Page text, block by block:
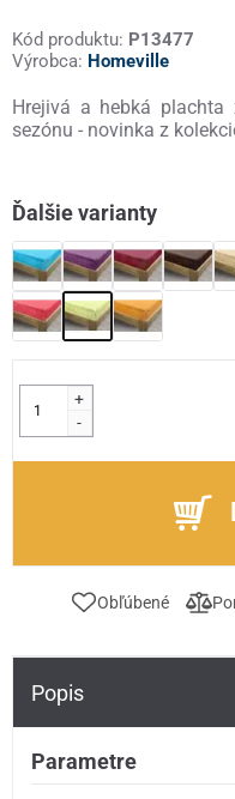
Kód produktu: P13477
Výrobca: Homeville
Hrejivá a hebká
sezónu - novinka z
Ďalšie varianty
+
-
Obľúbené
Popis
Parametre